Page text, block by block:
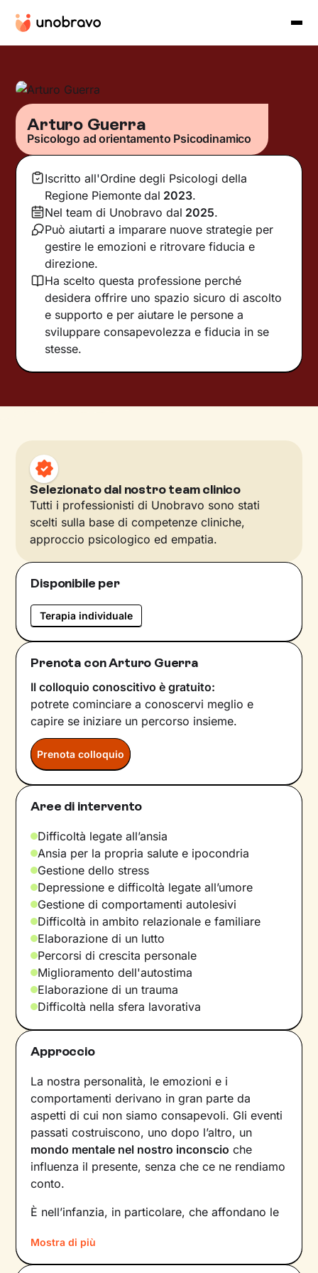
Arturo Guerra
Psicologo ad orientamento Psicodinamico
Iscritto all'Ordine degli Psicologi della
Regione Piemonte dal 2023.
Nel team di Unobravo dal 2025.
Può aiutarti a imparare nuove strategie per
gestire le emozioni e ritrovare fiducia e
direzione.
Ha scelto questa professione perché
desidera offrire uno spazio sicuro di ascolto
e supporto e per aiutare le persone a
sviluppare consapevolezza e fiducia in se
stesse.
Selezionato dal nostro team clinico
Tutti i professionisti di Unobravo sono stati
scelti sulla base di competenze cliniche,
approccio psicologico ed empatia.
Disponibile per
Terapia individuale
Prenota con Arturo Guerra
Il colloquio conoscitivo è gratuito:
potrete cominciare a conoscervi meglio e
capire se iniziare un percorso insieme.
Prenota colloquio
Aree di intervento
Difficoltà legate all’ansia
Ansia per la propria salute e ipocondria
Gestione dello stress
Depressione e difficoltà legate all’umore
Gestione di comportamenti autolesivi
Difficoltà in ambito relazionale e familiare
Elaborazione di un lutto
Percorsi di crescita personale
Miglioramento dell'autostima
Elaborazione di un trauma
Difficoltà nella sfera lavorativa
Approccio
La nostra personalità, le emozioni e i
comportamenti derivano in gran parte da
aspetti di cui non siamo consapevoli. Gli eventi
passati costruiscono, uno dopo l’altro, un
mondo mentale nel nostro inconscio che
influenza il presente, senza che ce ne rendiamo
conto.
È nell’infanzia, in particolare, che affondano le
e agire: leesperienze vissute in famiglia
infatti, vengono apprese, memorizzate e
Mostra di più